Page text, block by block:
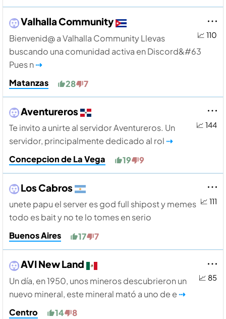
📈 110
Valhalla Community
Bienvenid@ a Valhalla Community Llevas
buscando una comunidad activa en Discord&#63
Pues n⇢
Matanzas
28 7
📈 144
Aventureros
Te invito a unirte al servidor Aventureros. Un
servidor, principalmente dedicado al rol ⇢
Concepcion de La Vega
19 9
📈 111
Los Cabros
unete papu el server es god full shipost y memes
todo es bait y no te lo tomes en serio
Buenos Aires
17 7
📈 85
AVI New Land
Un dí­a, en 1950, unos mineros descubrieron un
nuevo mineral, este mineral mató a uno de e ⇢
Centro
14 8